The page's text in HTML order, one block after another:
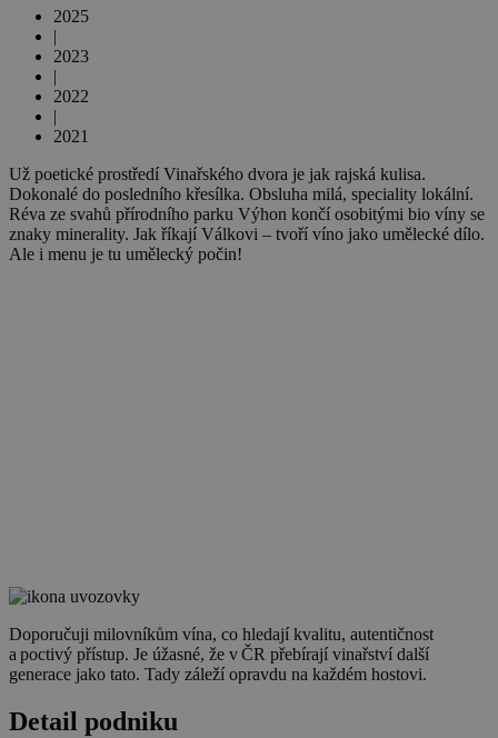
2025
|
2023
|
2022
|
2021
Už poetické prostředí Vinařského dvora je jak rajská kulisa.
Dokonalé do posledního křesílka. Obsluha milá, speciality lokální.
Réva ze svahů přírodního parku Výhon končí osobitými bio víny se
znaky minerality. Jak říkají Válkovi – tvoří víno jako umělecké dílo.
Ale i menu je tu umělecký počin!
Doporučuji milovníkům vína, co hledají kvalitu, autentičnost
a poctivý přístup. Je úžasné, že v ČR přebírají vinařství další
generace jako tato. Tady záleží opravdu na každém hostovi.
Detail podniku